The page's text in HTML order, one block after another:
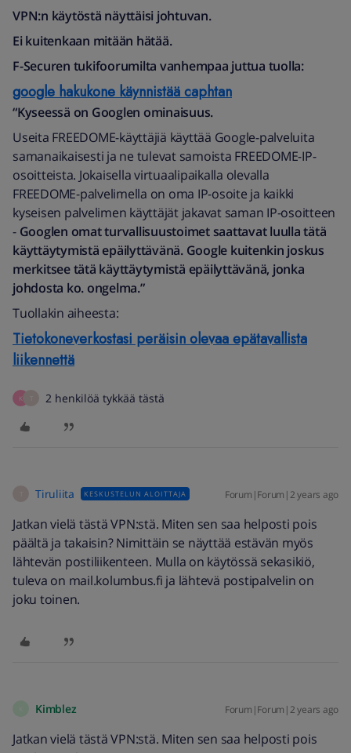
VPN:n käytöstä näyttäisi johtuvan.
Ei kuitenkaan mitään hätää.
F-Securen tukifoorumilta vanhempaa juttua tuolla:
google hakukone käynnistää caphtan
“Kyseessä on Googlen ominaisuus.
Useita FREEDOME-käyttäjiä käyttää Google-palveluita
samanaikaisesti ja ne tulevat samoista FREEDOME-IP-
osoitteista. Jokaisella virtuaalipaikalla olevalla
FREEDOME-palvelimella on oma IP-osoite ja kaikki
kyseisen palvelimen käyttäjät jakavat saman IP-osoitteen
- Googlen omat turvallisuustoimet saattavat luulla tätä
käyttäytymistä epäilyttävänä. Google kuitenkin joskus
merkitsee tätä käyttäytymistä epäilyttävänä, jonka
johdosta ko. ongelma.”
Tuollakin aiheesta:
Tietokoneverkostasi peräisin olevaa epätavallista
liikennettä
K 2 henkilöä tykkää tästä
Tiruliita KESKUSTELUN ALOITTAJA Forum|Forum|2 years ago
Jatkan vielä tästä VPN:stä. Miten sen saa helposti pois
päältä ja takaisin? Nimittäin se näyttää estävän myös
lähtevän postiliikenteen. Mulla on käytössä sekasikiö,
tuleva on mail.kolumbus.fi ja lähtevä postipalvelin on
joku toinen.
Kimblez Forum|Forum|2 years ago
Jatkan vielä tästä VPN:stä. Miten sen saa helposti pois